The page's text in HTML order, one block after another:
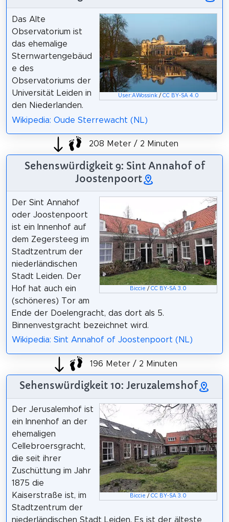
User:AWossink/ CC BY-SA 4.0
Das Alte
Observatorium ist
das ehemalige
Sternwartengebäud
e des
Observatoriums der
Universität Leiden in
den Niederlanden.
Wikipedia: Oude Sterrewacht (NL)
208 Meter / 2 Minuten
Sehenswürdigkeit 9: Sint Annahof of
Joostenpoort
Biccie /CC BY-SA 3.0
Der Sint Annahof
oder Joostenpoort
ist ein Innenhof auf
dem Zegersteeg im
Stadtzentrum der
niederländischen
Stadt Leiden. Der
Hof hat auch ein
(schöneres) Tor am
Ende der Doelengracht, das dort als 5.
Binnenvestgracht bezeichnet wird.
Wikipedia: Sint Annahof of Joostenpoort (NL)
196 Meter / 2 Minuten
Sehenswürdigkeit 10: Jeruzalemshof
Biccie /CC BY-SA 3.0
Der Jerusalemhof ist
ein Innenhof an der
ehemaligen
Cellebroersgracht,
die seit ihrer
Zuschüttung im Jahr
1875 die
Kaiserstraße ist, im
Stadtzentrum der
niederländischen Stadt Leiden. Es ist der älteste